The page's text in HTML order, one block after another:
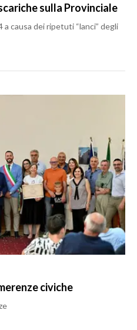
sulla Provinciale
a causa dei ripetuti “lanci” degli
civiche